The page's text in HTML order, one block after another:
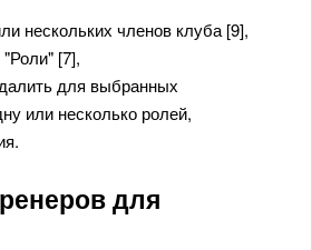
нескольких членов клуба [9],
[7],
для выбранных
или несколько ролей,
для